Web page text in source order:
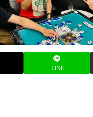
LINE